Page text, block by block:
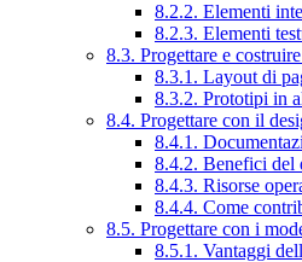
8.2.2. Elementi
8.2.3. Elementi
8.3. Progettare e
8.3.1. Layout di
8.3.2. Prototipi in
8.4. Progettare con il
8.4.1.
8.4.2. Benefici del
8.4.3. Risorse
8.4.4. Come
8.5. Progettare con i
8.5.1. Vantaggi